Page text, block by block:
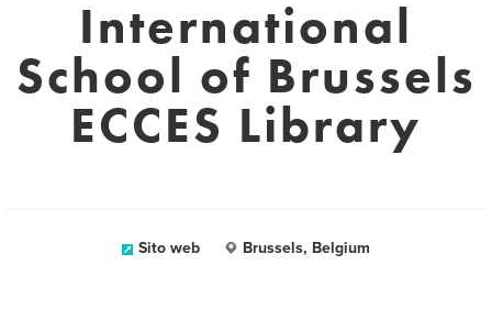
International
School of Brussels
ECCES Library
Sito web Brussels, Belgium